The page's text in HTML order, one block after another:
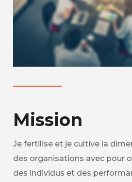
Mission
Je fertilise et je cultive la
des organisations avec pour
des individus et des